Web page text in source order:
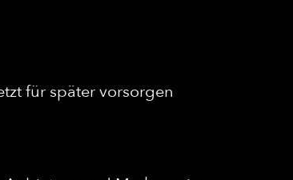
für später vorsorgen